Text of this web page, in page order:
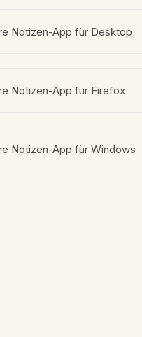
Notizen-App für Desktop
Notizen-App für Firefox
Notizen-App für Windows